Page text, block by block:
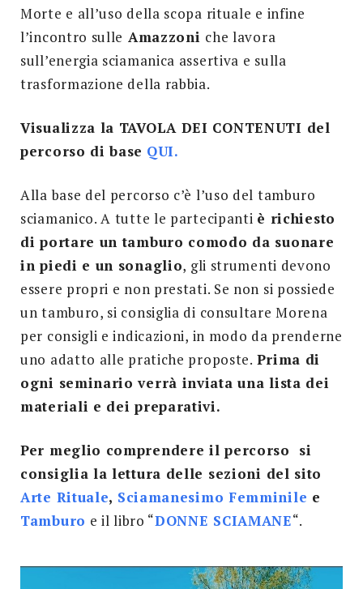
Morte e all’uso della scopa rituale e infine
l’incontro sulle Amazzoni che lavora
sull’energia sciamanica assertiva e sulla
trasformazione della rabbia.
Visualizza la TAVOLA DEI CONTENUTI del
percorso di base QUI.
Alla base del percorso c’è l’uso del tamburo
sciamanico. A tutte le partecipanti è richiesto
di portare un tamburo comodo da suonare
in piedi e un sonaglio, gli strumenti devono
essere propri e non prestati. Se non si possiede
un tamburo, si consiglia di consultare Morena
per consigli e indicazioni, in modo da prenderne
uno adatto alle pratiche proposte. Prima di
ogni seminario verrà inviata una lista dei
materiali e dei preparativi.
Per meglio comprendere il percorso si
consiglia la lettura delle sezioni del sito
Arte Rituale, Sciamanesimo Femminile e
Tamburo e il libro “DONNE SCIAMANE“.